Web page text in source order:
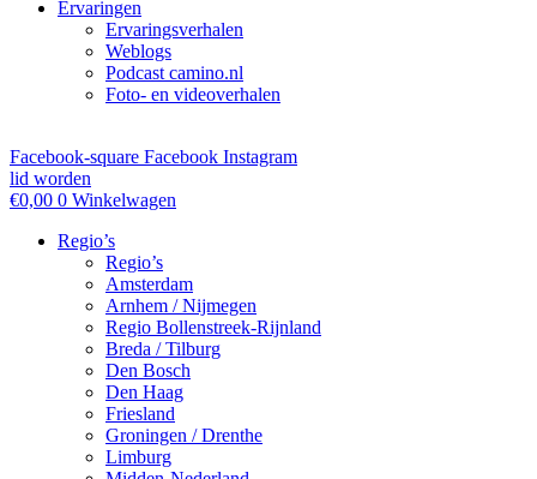
Ervaringen
Ervaringsverhalen
Weblogs
Podcast camino.nl
Foto- en videoverhalen
Facebook-square Facebook Instagram
lid worden
€0,00 0 Winkelwagen
Regio’s
Regio’s
Amsterdam
Arnhem / Nijmegen
Regio Bollenstreek-Rijnland
Breda / Tilburg
Den Bosch
Den Haag
Friesland
Groningen / Drenthe
Limburg